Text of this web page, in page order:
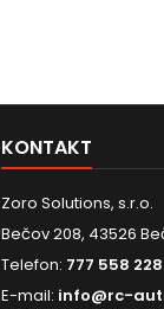
KONTAKT
Zoro Solutions, s.r.o.
Bečov 208, 43526
Telefon: 777 558 228
E-mail: info@rc-